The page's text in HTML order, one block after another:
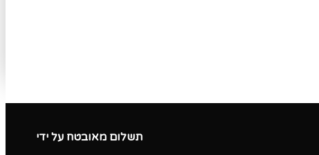
תשלום מאובטח על ידי